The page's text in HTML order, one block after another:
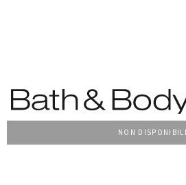
NON
Condizioni Generali di venditaPrivacy Policy